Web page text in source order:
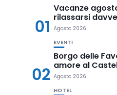
01
Vacanze
rilassarsi
Agosto 2026
02
EVENTI
Borgo delle
amore al
Agosto 2026
HOTEL